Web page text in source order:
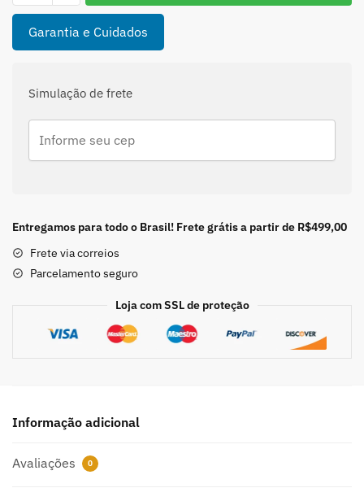
de
Zircônia
quantidade
Garantia e Cuidados
Simulação de frete
Entregamos para todo o Brasil! Frete grátis a partir de R$499,00
Frete via correios
Parcelamento seguro
Loja com SSL de proteção
Informação adicional
Avaliações 0